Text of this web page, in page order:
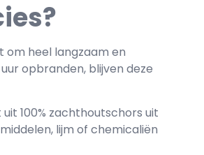
heel langzaam en
opbranden, blijven deze
100% zachthoutschors uit
lijm of chemicaliën